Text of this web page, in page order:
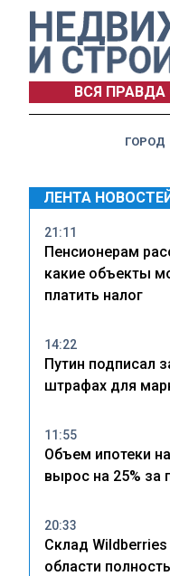
ВСЯ
ГОРОД
ЛЕНТА
21:11
Пенсионерам
какие объекты
платить налог
14:22
Путин подписал
штрафах для
11:55
Объем ипотеки
вырос на 25% за
20:33
Склад
области